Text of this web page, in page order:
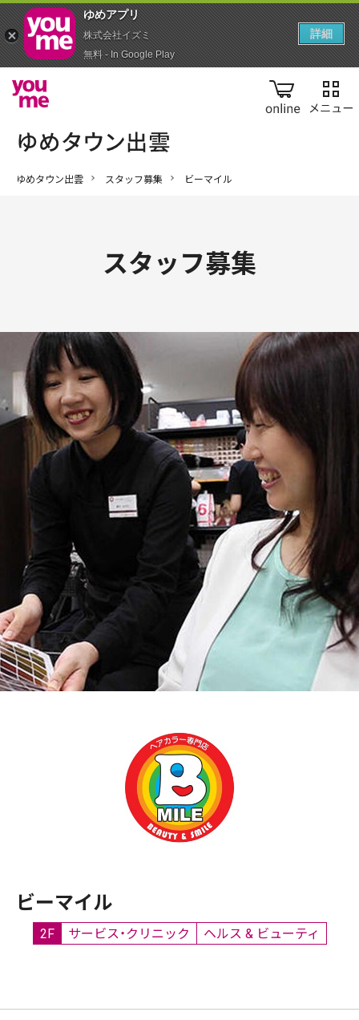
online
ゆめタウン出雲 スタッフ募集 ビーマイル
スタッフ募集
ビーマイル
2F サービス・クリニック ヘルス & ビューティ
ゆめアプ‪リ‬
株式会社イズミ
無料 - In Google Play
詳細